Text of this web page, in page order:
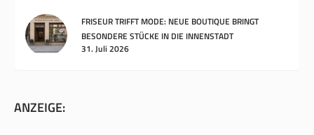
FRISEUR TRIFFT MODE: NEUE BOUTIQUE BRINGT
BESONDERE STÜCKE IN DIE INNENSTADT
31. Juli 2026
ANZEIGE: